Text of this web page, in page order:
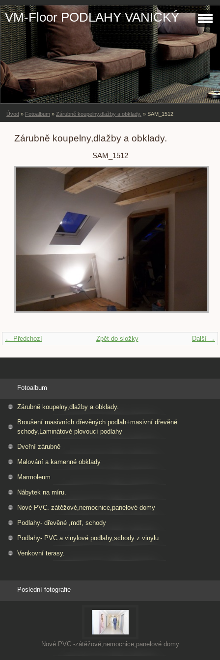
VM-Floor PODLAHY VANICKÝ
Úvod » Fotoalbum » Zárubně koupelny,dlažby a obklady. » SAM_1512
Zárubně koupelny,dlažby a obklady.
SAM_1512
← Předchozí Další →
Zpět do složky
Fotoalbum
Zárubně koupelny,dlažby a obklady.
Broušení masivních dřevěných podlah+masivní dřevěné
schody,Laminátové plovoucí podlahy
Dveřní zárubně
Malování a kamenné obklady
Marmoleum
Nábytek na míru.
Nové PVC.-zátěžové,nemocnice,panelové domy
Podlahy- dřevěné ,mdf, schody
Podlahy- PVC a vinylové podlahy,schody z vinylu
Venkovní terasy.
Poslední fotografie
Nové PVC.-zátěžové,nemocnice,panelové domy